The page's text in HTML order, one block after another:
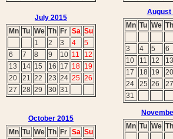
July 2015
Mn Tu We Th Fr Sa Su
1
2 3 4
5
6
7 8 9 10 11
12
13
14 15 16 17 18 19
20
21 22 23 24 25 26
27
28 29 30 31
August
Mn Tu We Th
3 4 5
6
10
11 12
13
17
18 19
20
24
25 26
27
31
October 2015
Mn Tu We Th Fr Sa Su
Mn Tu We Th